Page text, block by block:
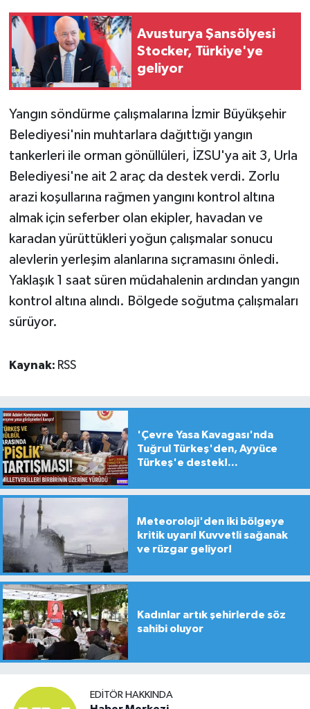
Avusturya Şansölyesi
Stocker, Türkiye'ye
geliyor
Yangın söndürme çalışmalarına İzmir Büyükşehir
Belediyesi'nin muhtarlara dağıttığı yangın
tankerleri ile orman gönüllüleri, İZSU'ya ait 3, Urla
Belediyesi'ne ait 2 araç da destek verdi. Zorlu
arazi koşullarına rağmen yangını kontrol altına
almak için seferber olan ekipler, havadan ve
karadan yürüttükleri yoğun çalışmalar sonucu
alevlerin yerleşim alanlarına sıçramasını önledi.
Yaklaşık 1 saat süren müdahalenin ardından yangın
kontrol altına alındı. Bölgede soğutma çalışmaları
sürüyor.
Kaynak: RSS
'Çevre Yasa Kavagası'nda
Tuğrul Türkeş'den, Ayyüce
Türkeş'e destek!...
Meteoroloji'den iki bölgeye
kritik uyarı! Kuvvetli sağanak
ve rüzgar geliyor!
Kadınlar artık şehirlerde söz
sahibi oluyor
EDITÖR HAKKINDA